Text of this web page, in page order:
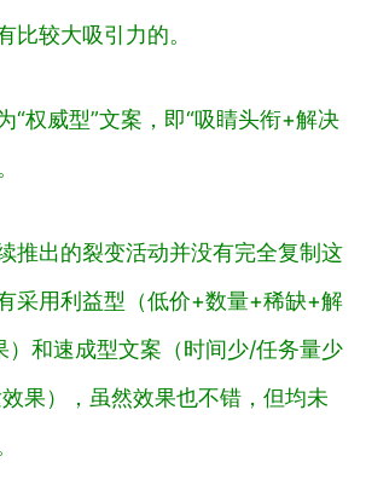
比较大吸引力的。
“权威型”文案，即“吸睛头衔+解决
推出的裂变活动并没有完全复制这
采用利益型（低价+数量+稀缺+解
）和速成型文案（时间少/任务量少
果），虽然效果也不错，但均未